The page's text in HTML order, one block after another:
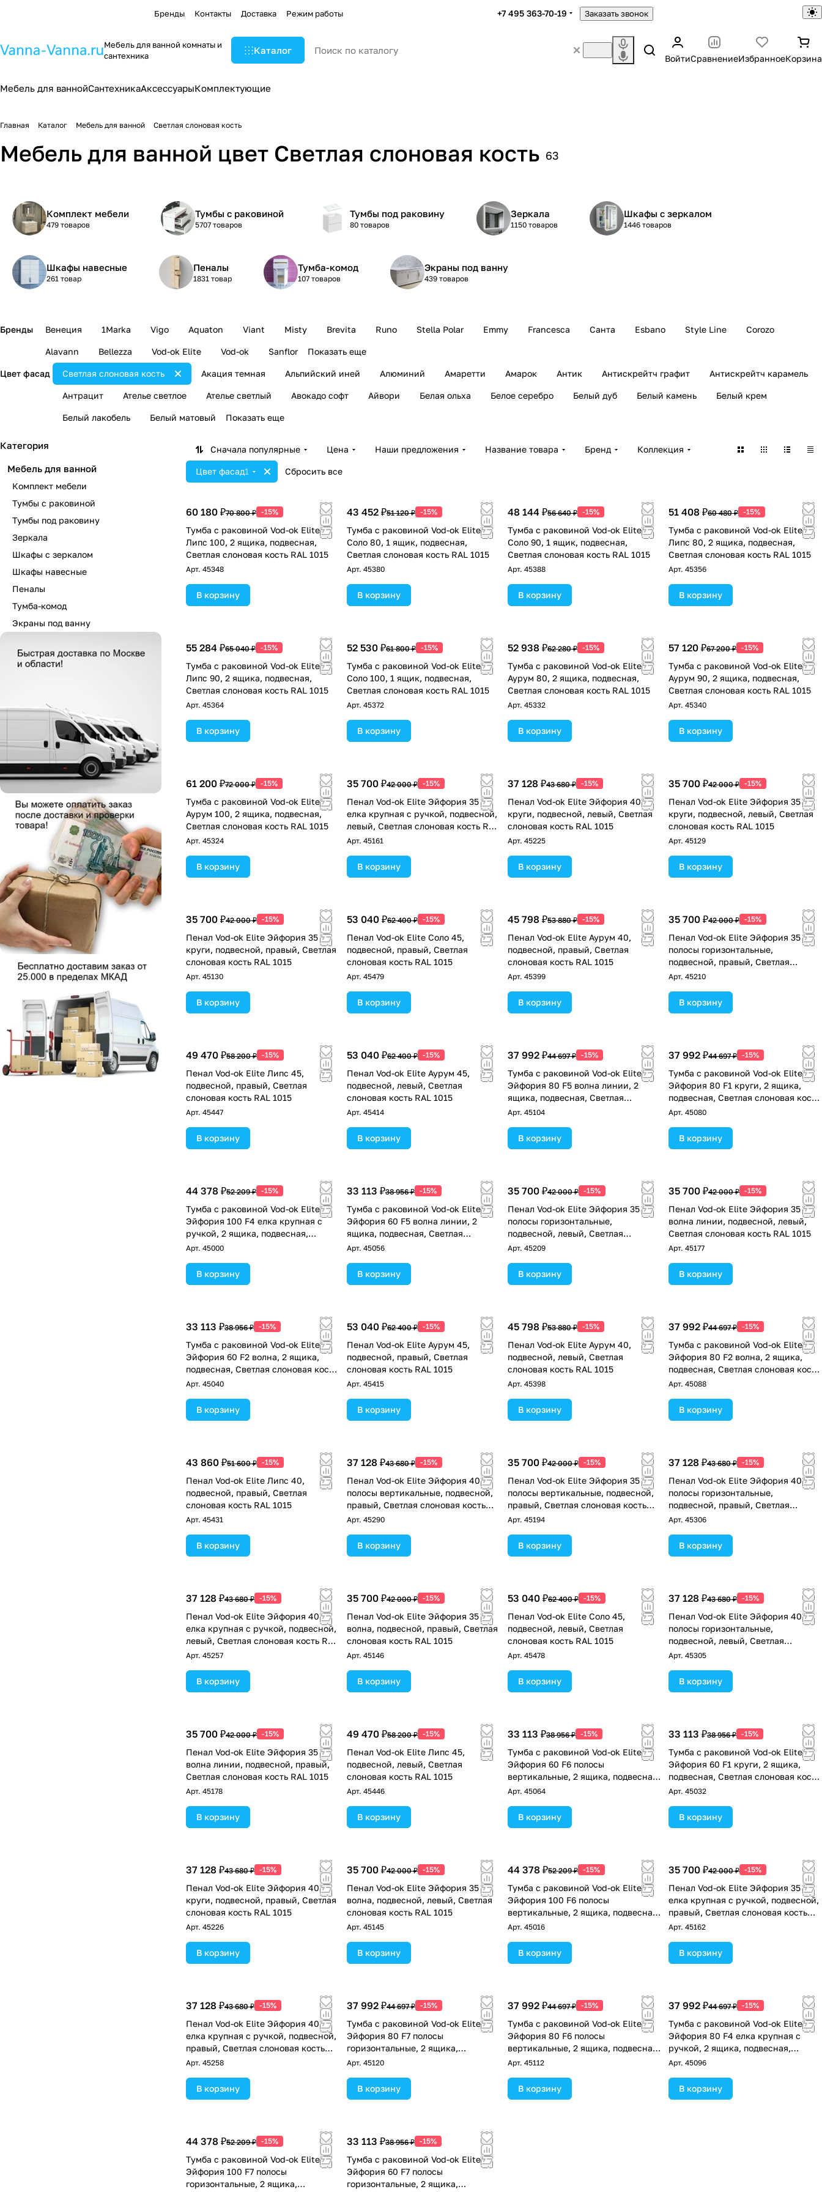
Бренды Контакты Доставка Режим работы +7 495 363-70-19 Заказать звонок
Мебель для ванной комнаты и
сантехника
Каталог
ВойтиСравнениеИзбранноеКорзина
Мебель для ваннойСантехникаАксессуарыКомплектующие
Главная Каталог Мебель для ванной Светлая слоновая кость
Мебель для ванной цвет Светлая слоновая кость 63
Комплект мебели
479 товаров
Тумбы с раковиной
5707 товаров
Тумбы под раковину
80 товаров
Зеркала
1150 товаров
Шкафы с зеркалом
1446 товаров
Шкафы навесные
261 товар
Пеналы
1831 товар
Тумба-комод
107 товаров
Экраны под ванну
439 товаров
Бренды Венеция 1Marka Vigo Aquaton Viant Misty Brevita Runo Stella Polar Emmy Francesca Санта Esbano Style Line Corozo
Alavann Bellezza Vod-ok Elite Vod-ok Sanflor Показать еще
Цвет фасад Акация темная Альпийский иней Алюминий Амаретти Амарок Антик Антискрейтч графит Антискрейтч карамель
Антрацит Ателье светлое Ателье светлый Авокадо софт Айвори Белая ольха Белое серебро Белый дуб Белый камень Белый крем
Белый лакобель Белый матовый
Светлая слоновая кость
Показать еще
Сначала популярные Цена Наши предложения Название товара Бренд Коллекция
Цвет фасад1 Сбросить все
60 180 ₽70 800 ₽ -15%
Тумба с раковиной Vod-ok Elite
Липс 100, 2 ящика, подвесная,
Светлая слоновая кость RAL 1015
Арт. 45348
В корзину
43 452 ₽51 120 ₽ -15%
Тумба с раковиной Vod-ok Elite
Соло 80, 1 ящик, подвесная,
Светлая слоновая кость RAL 1015
Арт. 45380
В корзину
48 144 ₽56 640 ₽ -15%
Тумба с раковиной Vod-ok Elite
Соло 90, 1 ящик, подвесная,
Светлая слоновая кость RAL 1015
Арт. 45388
В корзину
51 408 ₽60 480 ₽ -15%
Тумба с раковиной Vod-ok Elite
Липс 80, 2 ящика, подвесная,
Светлая слоновая кость RAL 1015
Арт. 45356
В корзину
55 284 ₽65 040 ₽ -15%
Тумба с раковиной Vod-ok Elite
Липс 90, 2 ящика, подвесная,
Светлая слоновая кость RAL 1015
Арт. 45364
В корзину
52 530 ₽61 800 ₽ -15%
Тумба с раковиной Vod-ok Elite
Соло 100, 1 ящик, подвесная,
Светлая слоновая кость RAL 1015
Арт. 45372
В корзину
52 938 ₽62 280 ₽ -15%
Тумба с раковиной Vod-ok Elite
Аурум 80, 2 ящика, подвесная,
Светлая слоновая кость RAL 1015
Арт. 45332
В корзину
57 120 ₽67 200 ₽ -15%
Тумба с раковиной Vod-ok Elite
Аурум 90, 2 ящика, подвесная,
Светлая слоновая кость RAL 1015
Арт. 45340
В корзину
61 200 ₽72 000 ₽ -15%
Тумба с раковиной Vod-ok Elite
Аурум 100, 2 ящика, подвесная,
Светлая слоновая кость RAL 1015
Арт. 45324
В корзину
35 700 ₽42 000 ₽ -15%
Пенал Vod-ok Elite Эйфория 35 F4
елка крупная с ручкой, подвесной,
левый, Светлая слоновая кость RAL
1015
Арт. 45161
В корзину
37 128 ₽43 680 ₽ -15%
Пенал Vod-ok Elite Эйфория 40 F1
круги, подвесной, левый, Светлая
слоновая кость RAL 1015
Арт. 45225
В корзину
35 700 ₽42 000 ₽ -15%
Пенал Vod-ok Elite Эйфория 35 F1
круги, подвесной, левый, Светлая
слоновая кость RAL 1015
Арт. 45129
В корзину
35 700 ₽42 000 ₽ -15%
Пенал Vod-ok Elite Эйфория 35 F1
круги, подвесной, правый, Светлая
слоновая кость RAL 1015
Арт. 45130
В корзину
53 040 ₽62 400 ₽ -15%
Пенал Vod-ok Elite Соло 45,
подвесной, правый, Светлая
слоновая кость RAL 1015
Арт. 45479
В корзину
45 798 ₽53 880 ₽ -15%
Пенал Vod-ok Elite Аурум 40,
подвесной, правый, Светлая
слоновая кость RAL 1015
Арт. 45399
В корзину
35 700 ₽42 000 ₽ -15%
Пенал Vod-ok Elite Эйфория 35 F7
полосы горизонтальные,
подвесной, правый, Светлая
слоновая кость RAL 1015
Арт. 45210
В корзину
49 470 ₽58 200 ₽ -15%
Пенал Vod-ok Elite Липс 45,
подвесной, правый, Светлая
слоновая кость RAL 1015
Арт. 45447
В корзину
53 040 ₽62 400 ₽ -15%
Пенал Vod-ok Elite Аурум 45,
подвесной, левый, Светлая
слоновая кость RAL 1015
Арт. 45414
В корзину
37 992 ₽44 697 ₽ -15%
Тумба с раковиной Vod-ok Elite
Эйфория 80 F5 волна линии, 2
ящика, подвесная, Светлая
слоновая кость RAL 1015
Арт. 45104
В корзину
37 992 ₽44 697 ₽ -15%
Тумба с раковиной Vod-ok Elite
Эйфория 80 F1 круги, 2 ящика,
подвесная, Светлая слоновая кость
RAL 1015
Арт. 45080
В корзину
44 378 ₽52 209 ₽ -15%
Тумба с раковиной Vod-ok Elite
Эйфория 100 F4 елка крупная с
ручкой, 2 ящика, подвесная,
Светлая слоновая кость RAL 1015
Арт. 45000
В корзину
33 113 ₽38 956 ₽ -15%
Тумба с раковиной Vod-ok Elite
Эйфория 60 F5 волна линии, 2
ящика, подвесная, Светлая
слоновая кость RAL 1015
Арт. 45056
В корзину
35 700 ₽42 000 ₽ -15%
Пенал Vod-ok Elite Эйфория 35 F7
полосы горизонтальные,
подвесной, левый, Светлая
слоновая кость RAL 1015
Арт. 45209
В корзину
35 700 ₽42 000 ₽ -15%
Пенал Vod-ok Elite Эйфория 35 F5
волна линии, подвесной, левый,
Светлая слоновая кость RAL 1015
Арт. 45177
В корзину
33 113 ₽38 956 ₽ -15%
Тумба с раковиной Vod-ok Elite
Эйфория 60 F2 волна, 2 ящика,
подвесная, Светлая слоновая кость
RAL 1015
Арт. 45040
В корзину
53 040 ₽62 400 ₽ -15%
Пенал Vod-ok Elite Аурум 45,
подвесной, правый, Светлая
слоновая кость RAL 1015
Арт. 45415
В корзину
45 798 ₽53 880 ₽ -15%
Пенал Vod-ok Elite Аурум 40,
подвесной, левый, Светлая
слоновая кость RAL 1015
Арт. 45398
В корзину
37 992 ₽44 697 ₽ -15%
Тумба с раковиной Vod-ok Elite
Эйфория 80 F2 волна, 2 ящика,
подвесная, Светлая слоновая кость
RAL 1015
Арт. 45088
В корзину
43 860 ₽51 600 ₽ -15%
Пенал Vod-ok Elite Липс 40,
подвесной, правый, Светлая
слоновая кость RAL 1015
Арт. 45431
В корзину
37 128 ₽43 680 ₽ -15%
Пенал Vod-ok Elite Эйфория 40 F6
полосы вертикальные, подвесной,
правый, Светлая слоновая кость
RAL 1015
Арт. 45290
В корзину
35 700 ₽42 000 ₽ -15%
Пенал Vod-ok Elite Эйфория 35 F6
полосы вертикальные, подвесной,
правый, Светлая слоновая кость
RAL 1015
Арт. 45194
В корзину
37 128 ₽43 680 ₽ -15%
Пенал Vod-ok Elite Эйфория 40 F7
полосы горизонтальные,
подвесной, правый, Светлая
слоновая кость RAL 1015
Арт. 45306
В корзину
37 128 ₽43 680 ₽ -15%
Пенал Vod-ok Elite Эйфория 40 F4
елка крупная с ручкой, подвесной,
левый, Светлая слоновая кость RAL
1015
Арт. 45257
В корзину
35 700 ₽42 000 ₽ -15%
Пенал Vod-ok Elite Эйфория 35 F2
волна, подвесной, правый, Светлая
слоновая кость RAL 1015
Арт. 45146
В корзину
53 040 ₽62 400 ₽ -15%
Пенал Vod-ok Elite Соло 45,
подвесной, левый, Светлая
слоновая кость RAL 1015
Арт. 45478
В корзину
37 128 ₽43 680 ₽ -15%
Пенал Vod-ok Elite Эйфория 40 F7
полосы горизонтальные,
подвесной, левый, Светлая
слоновая кость RAL 1015
Арт. 45305
В корзину
35 700 ₽42 000 ₽ -15%
Пенал Vod-ok Elite Эйфория 35 F5
волна линии, подвесной, правый,
Светлая слоновая кость RAL 1015
Арт. 45178
В корзину
49 470 ₽58 200 ₽ -15%
Пенал Vod-ok Elite Липс 45,
подвесной, левый, Светлая
слоновая кость RAL 1015
Арт. 45446
В корзину
33 113 ₽38 956 ₽ -15%
Тумба с раковиной Vod-ok Elite
Эйфория 60 F6 полосы
вертикальные, 2 ящика, подвесная,
Светлая слоновая кость RAL 1015
Арт. 45064
В корзину
33 113 ₽38 956 ₽ -15%
Тумба с раковиной Vod-ok Elite
Эйфория 60 F1 круги, 2 ящика,
подвесная, Светлая слоновая кость
RAL 1015
Арт. 45032
В корзину
37 128 ₽43 680 ₽ -15%
Пенал Vod-ok Elite Эйфория 40 F1
круги, подвесной, правый, Светлая
слоновая кость RAL 1015
Арт. 45226
В корзину
35 700 ₽42 000 ₽ -15%
Пенал Vod-ok Elite Эйфория 35 F2
волна, подвесной, левый, Светлая
слоновая кость RAL 1015
Арт. 45145
В корзину
44 378 ₽52 209 ₽ -15%
Тумба с раковиной Vod-ok Elite
Эйфория 100 F6 полосы
вертикальные, 2 ящика, подвесная,
Светлая слоновая кость RAL 1015
Арт. 45016
В корзину
35 700 ₽42 000 ₽ -15%
Пенал Vod-ok Elite Эйфория 35 F4
елка крупная с ручкой, подвесной,
правый, Светлая слоновая кость
RAL 1015
Арт. 45162
В корзину
37 128 ₽43 680 ₽ -15%
Пенал Vod-ok Elite Эйфория 40 F4
елка крупная с ручкой, подвесной,
правый, Светлая слоновая кость
RAL 1015
Арт. 45258
В корзину
37 992 ₽44 697 ₽ -15%
Тумба с раковиной Vod-ok Elite
Эйфория 80 F7 полосы
горизонтальные, 2 ящика,
подвесная, Светлая слоновая кость
Арт. 45120
В корзину
37 992 ₽44 697 ₽ -15%
Тумба с раковиной Vod-ok Elite
Эйфория 80 F6 полосы
вертикальные, 2 ящика, подвесная,
Светлая слоновая кость RAL 1015
Арт. 45112
В корзину
37 992 ₽44 697 ₽ -15%
Тумба с раковиной Vod-ok Elite
Эйфория 80 F4 елка крупная с
ручкой, 2 ящика, подвесная,
Светлая слоновая кость RAL 1015
Арт. 45096
В корзину
44 378 ₽52 209 ₽ -15%
Тумба с раковиной Vod-ok Elite
Эйфория 100 F7 полосы
горизонтальные, 2 ящика,
33 113 ₽38 956 ₽ -15%
Тумба с раковиной Vod-ok Elite
Эйфория 60 F7 полосы
горизонтальные, 2 ящика,
Категория
Мебель для ванной
Комплект мебели
Тумбы с раковиной
Тумбы под раковину
Зеркала
Шкафы с зеркалом
Шкафы навесные
Пеналы
Тумба-комод
Экраны под ванну